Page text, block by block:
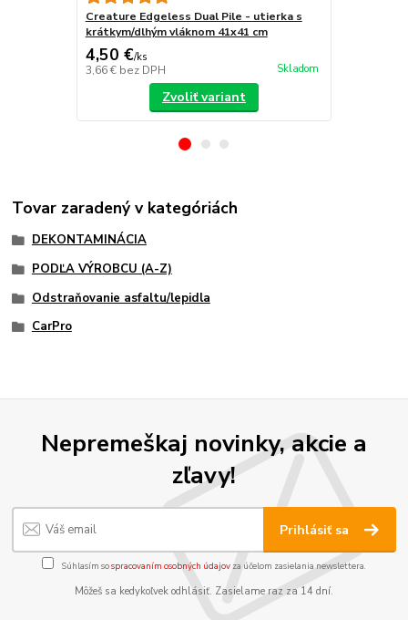
Creature Edgeless Dual Pile - utierka s
krátkym/dlhým vláknom 41x41 cm
4,50 €/ks
3,66 € bez DPH Skladom
Zvoliť variant
Tovar zaradený v kategóriách
DEKONTAMINÁCIA
PODĽA VÝROBCU (A-Z)
Odstraňovanie asfaltu/lepidla
CarPro
Nepremeškaj novinky, akcie a
zľavy!
Prihlásiť sa
Súhlasím sospracovaním osobných údajov za účelom zasielania newslettera.
Môžeš sa kedykoľvek odhlásiť. Zasielame raz za 14 dní.